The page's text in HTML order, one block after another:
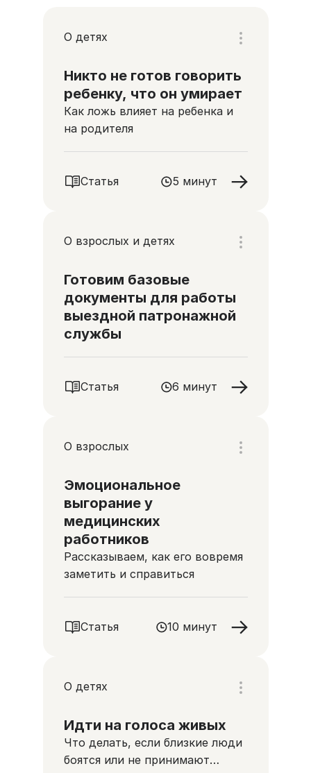
О детях
Никто не готов говорить
ребенку, что он умирает
Как ложь влияет на ребенка и
на родителя
Статья 5 минут
О взрослых и детях
Готовим базовые
документы для работы
выездной патронажной
службы
Статья 6 минут
О взрослых
Эмоциональное
выгорание у
медицинских
работников
Рассказываем, как его вовремя
заметить и справиться
Статья 10 минут
О детях
Идти на голоса живых
Что делать, если близкие люди
боятся или не принимают